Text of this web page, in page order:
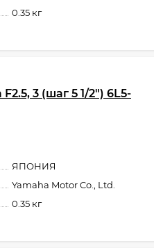
0.35 кг
3 (шаг 5 1/2") 6L5-
ЯПОНИЯ
Yamaha Motor Co., Ltd.
0.35 кг